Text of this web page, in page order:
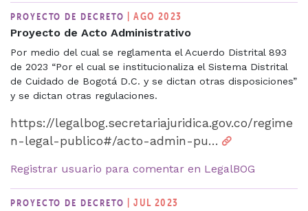
PROYECTO DE DECRETO | AGO 2023
Proyecto de Acto Administrativo
Por medio del cual se reglamenta el Acuerdo Distrital 893
de 2023 “Por el cual se institucionaliza el Sistema Distrital
de Cuidado de Bogotá D.C. y se dictan otras disposiciones”
y se dictan otras regulaciones.
https://legalbog.secretariajuridica.gov.co/regime
n-legal-publico#/acto-admin-pu…
Registrar usuario para comentar en LegalBOG
PROYECTO DE DECRETO | JUL 2023